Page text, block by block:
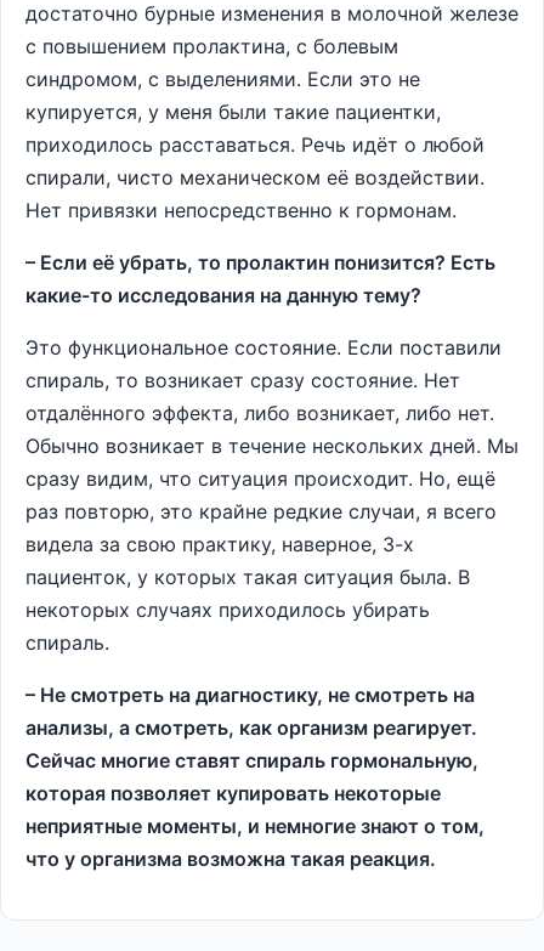
достаточно бурные изменения в молочной железе
с повышением пролактина, с болевым
синдромом, с выделениями. Если это не
купируется, у меня были такие пациентки,
приходилось расставаться. Речь идёт о любой
спирали, чисто механическом её воздействии.
Нет привязки непосредственно к гормонам.
– Если её убрать, то пролактин понизится? Есть
какие-то исследования на данную тему?
Это функциональное состояние. Если поставили
спираль, то возникает сразу состояние. Нет
отдалённого эффекта, либо возникает, либо нет.
Обычно возникает в течение нескольких дней. Мы
сразу видим, что ситуация происходит. Но, ещё
раз повторю, это крайне редкие случаи, я всего
видела за свою практику, наверное, 3-х
пациенток, у которых такая ситуация была. В
некоторых случаях приходилось убирать
спираль.
– Не смотреть на диагностику, не смотреть на
анализы, а смотреть, как организм реагирует.
Сейчас многие ставят спираль гормональную,
которая позволяет купировать некоторые
неприятные моменты, и немногие знают о том,
что у организма возможна такая реакция.